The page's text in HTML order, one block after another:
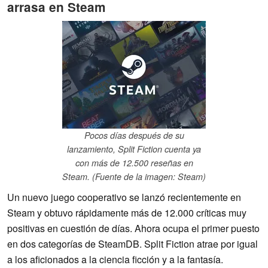
arrasa en Steam
Pocos días después de su
lanzamiento, Split Fiction cuenta ya
con más de 12.500 reseñas en
Steam. (Fuente de la imagen: Steam)
Un nuevo juego cooperativo se lanzó recientemente en
Steam y obtuvo rápidamente más de 12.000 críticas muy
positivas en cuestión de días. Ahora ocupa el primer puesto
en dos categorías de SteamDB. Split Fiction atrae por igual
a los aficionados a la ciencia ficción y a la fantasía.